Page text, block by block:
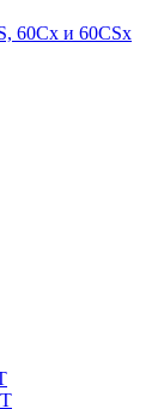
60Cx и 60CSx